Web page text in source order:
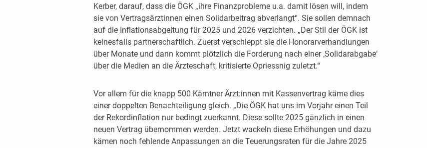
Kerber, darauf, dass die ÖGK „ihre Finanzprobleme u.a. damit lösen will, indem
sie von Vertragsärztinnen einen Solidarbeitrag abverlangt“. Sie sollen demnach
auf die Inflationsabgeltung für 2025 und 2026 verzichten. „Der Stil der ÖGK ist
keinesfalls partnerschaftlich. Zuerst verschleppt sie die Honorarverhandlungen
über Monate und dann kommt plötzlich die Forderung nach einer ‚Solidarabgabe‘
über die Medien an die Ärzteschaft, kritisierte Opriessnig zuletzt.“
Vor allem für die knapp 500 Kärntner Ärzt:innen mit Kassenvertrag käme dies
einer doppelten Benachteiligung gleich. „Die ÖGK hat uns im Vorjahr einen Teil
der Rekordinflation nur bedingt zuerkannt. Diese sollte 2025 gänzlich in einen
neuen Vertrag übernommen werden. Jetzt wackeln diese Erhöhungen und dazu
kämen noch fehlende Anpassungen an die Teuerungsraten für die Jahre 2025